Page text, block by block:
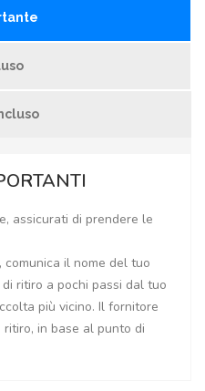
assicurati di prendere le
il nome del tuo
ritiro a pochi passi dal tuo
più vicino. Il fornitore
in base al punto di